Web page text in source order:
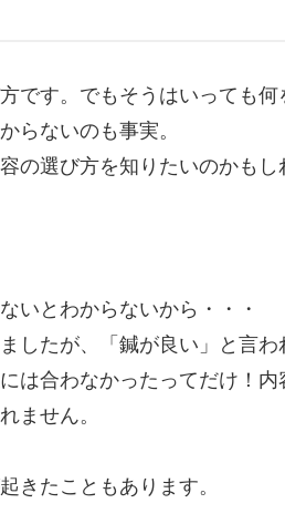
です。でもそうはいっても何
らないのも事実。
の選び方を知りたいのかもし
いとわからないから・・・
したが、「鍼が良い」と言
は合わなかったってだけ！
ません。
きたこともあります。